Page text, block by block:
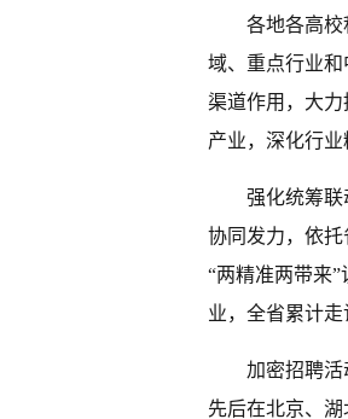
各地各高
域、重点行业
渠道作用，大
产业，深化行业
强化统筹
协同发力，依
“两精准两带来
业，全省累计走
加密招聘活
先后在北京、